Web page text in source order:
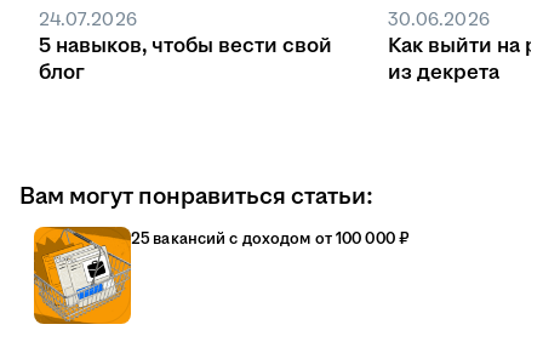
24.07.2026
5 навыков, чтобы вести свой
блог
30.06.2026
Как выйти на
из декрета
Вам могут понравиться статьи:
25 вакансий с доходом от 100 000 ₽